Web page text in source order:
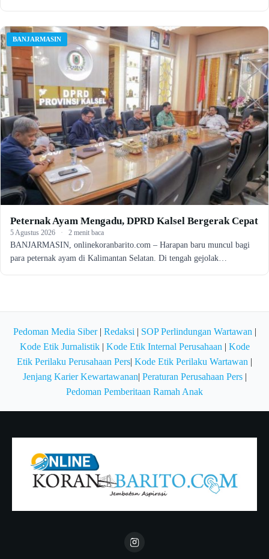
BANJARMASIN
Peternak Ayam Mengadu, DPRD Kalsel Bergerak Cepat
5 Agustus 2026 · 2 menit baca
BANJARMASIN, onlinekoranbarito.com – Harapan baru muncul bagi
para peternak ayam di Kalimantan Selatan. Di tengah gejolak…
Pedoman Media Siber| Redaksi| SOP Perlindungan Wartawan|
Kode Etik Jurnalistik| Kode Etik Internal Perusahaan| Kode
Etik Perilaku Perusahaan Pers| Kode Etik Perilaku Wartawan |
Jenjang Karier Kewartawanan| Peraturan Perusahaan Pers|
Pedoman Pemberitaan Ramah Anak